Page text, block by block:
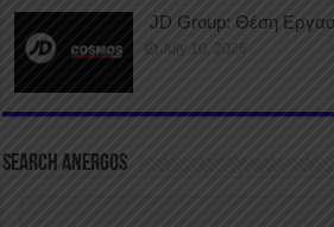
JD Group: Θέση
July 10, 2026
SEARCH ANERGOS